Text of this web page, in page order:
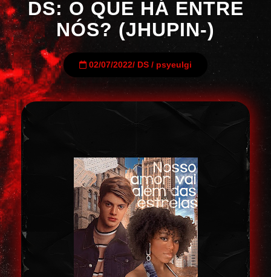
DS: O QUE HÁ ENTRE
NÓS? (JHUPIN-)
02/07/2022/ DS / psyeulgi